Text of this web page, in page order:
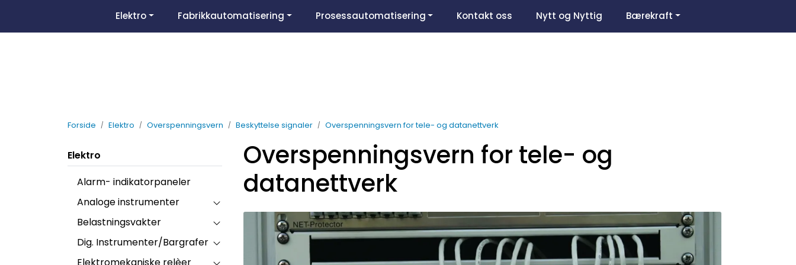
Om oss Favoritter
Elektro Fabrikkautomatisering Prosessautomatisering Kontakt oss Nytt og Nyttig Bærekraft
Forside Elektro Overspenningsvern Beskyttelse signaler Overspenningsvern for tele- og datanettverk
Elektro
Alarm- indikatorpaneler
Analoge instrumenter
Belastningsvakter
Dig. Instrumenter/Bargrafer
Elektromekaniske relèer
Overspenningsvern for tele- og
datanettverk